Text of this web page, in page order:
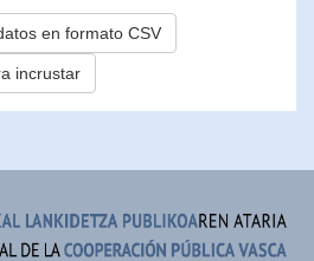
en formato CSV
incrustar